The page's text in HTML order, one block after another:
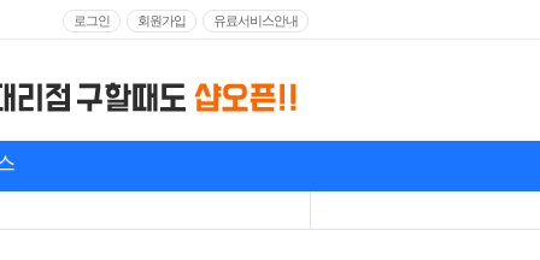
로그인 회원가입 유료서비스안내